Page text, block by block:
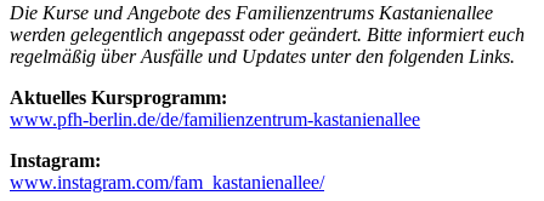
Die Kurse und Angebote des Familienzentrums Kastanienallee
werden gelegentlich angepasst oder geändert. Bitte informiert euch
regelmäßig über Ausfälle und Updates unter den folgenden Links.
Aktuelles Kursprogramm:
www.pfh-berlin.de/de/familienzentrum-kastanienallee
Instagram:
www.instagram.com/fam_kastanienallee/